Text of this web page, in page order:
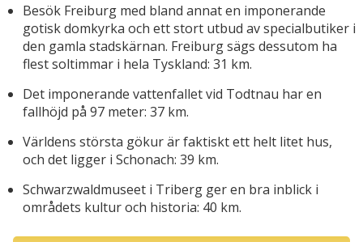
Besök Freiburg med bland annat en imponerande
gotisk domkyrka och ett stort utbud av specialbutiker i
den gamla stadskärnan. Freiburg sägs dessutom ha
flest soltimmar i hela Tyskland: 31 km.
Det imponerande vattenfallet vid Todtnau har en
fallhöjd på 97 meter: 37 km.
Världens största gökur är faktiskt ett helt litet hus,
och det ligger i Schonach: 39 km.
Schwarzwaldmuseet i Triberg ger en bra inblick i
områdets kultur och historia: 40 km.